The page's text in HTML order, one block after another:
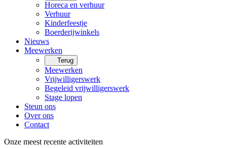
Horeca en verhuur
Verhuur
Kinderfeestje
Boerderijwinkels
Nieuws
Meewerken
Terug
Meewerken
Vrijwilligerswerk
Begeleid vrijwilligerswerk
Stage lopen
Steun ons
Over ons
Contact
Onze meest recente activiteiten